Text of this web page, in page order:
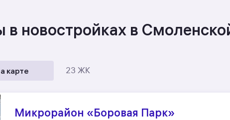
новостройках в
карте 23 ЖК
Микрорайон «Боровая Парк»